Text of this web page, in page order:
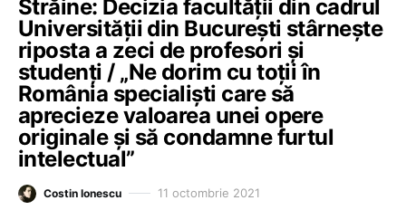
Străine: Decizia facultății din cadrul
Universității din București stârnește
riposta a zeci de profesori și
studenți / „Ne dorim cu toții în
România specialiști care să
aprecieze valoarea unei opere
originale și să condamne furtul
intelectual”
Costin Ionescu 11 octombrie 2021